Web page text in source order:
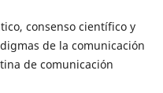
consenso científico y
de la comunicación
de comunicación